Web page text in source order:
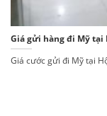
Giá gửi hàng đi Mỹ tại
Giá cước gửi đi Mỹ tại